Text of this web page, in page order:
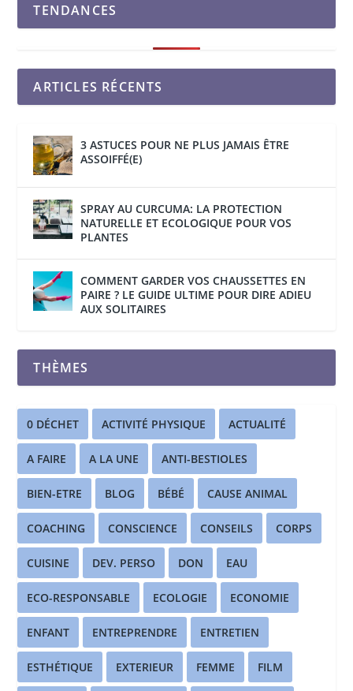
TENDANCES
ARTICLES RÉCENTS
3 ASTUCES POUR NE PLUS JAMAIS ÊTRE
ASSOIFFÉ(E)
SPRAY AU CURCUMA: LA PROTECTION
NATURELLE ET ECOLOGIQUE POUR VOS
PLANTES
COMMENT GARDER VOS CHAUSSETTES EN
PAIRE ? LE GUIDE ULTIME POUR DIRE ADIEU
AUX SOLITAIRES
THÈMES
0 DÉCHET ACTIVITÉ PHYSIQUE ACTUALITÉ
A FAIRE A LA UNE ANTI-BESTIOLES
BIEN-ETRE BLOG BÉBÉ CAUSE ANIMAL
COACHING CONSCIENCE CONSEILS CORPS
CUISINE DEV. PERSO DON EAU
ECO-RESPONSABLE ECOLOGIE ECONOMIE
ENFANT ENTREPRENDRE ENTRETIEN
ESTHÉTIQUE EXTERIEUR FEMME FILM